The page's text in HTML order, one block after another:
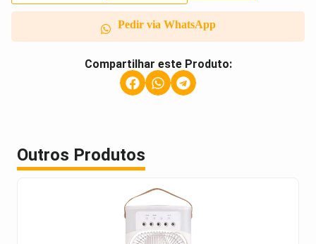
Pedir via WhatsApp
Compartilhar este Produto:
Outros Produtos